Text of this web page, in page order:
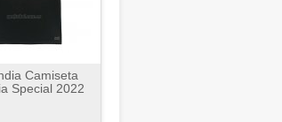
Camiseta
Special 2022